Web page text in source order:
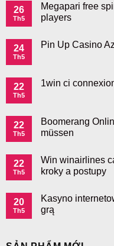
26
Th5
Megapari free
players
24
Th5
Pin Up Casino
22
Th5
1win ci
22
Th5
Boomerang
müssen
22
Th5
Win winairlines
kroky a postupy
20
Th5
Kasyno
grą